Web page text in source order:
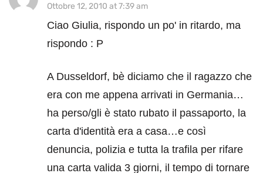
Ottobre 12, 2010 at 7:39 am
Ciao Giulia, rispondo un po' in ritardo, ma
rispondo : P
A Dusseldorf, bè diciamo che il ragazzo che
era con me appena arrivati in Germania…
ha perso/gli è stato rubato il passaporto, la
carta d'identità era a casa…e così
denuncia, polizia e tutta la trafila per rifare
una carta valida 3 giorni, il tempo di tornare